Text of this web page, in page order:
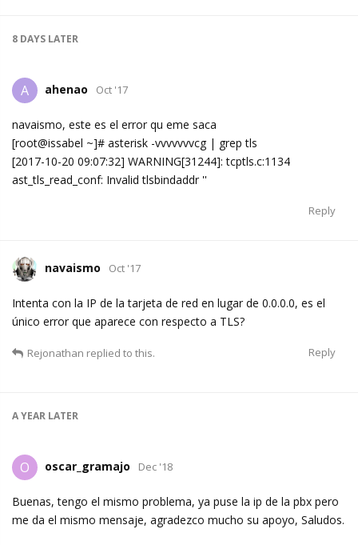
8 DAYS LATER
A ahenao Oct '17
navaismo, este es el error qu eme saca
[root@issabel ~]# asterisk -vvvvvvvcg | grep tls
[2017-10-20 09:07:32] WARNING[31244]: tcptls.c:1134
ast_tls_read_conf: Invalid tlsbindaddr ''
Reply
navaismo Oct '17
Intenta con la IP de la tarjeta de red en lugar de 0.0.0.0, es el
único error que aparece con respecto a TLS?
Reply
Rejonathan replied to this.
A YEAR LATER
O oscar_gramajo Dec '18
Buenas, tengo el mismo problema, ya puse la ip de la pbx pero
me da el mismo mensaje, agradezco mucho su apoyo, Saludos.